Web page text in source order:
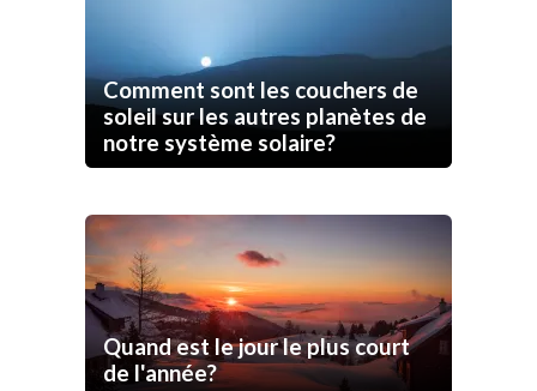
Comment sont les couchers de
soleil sur les autres planètes de
notre système solaire?
Quand est le jour le plus court
de l'année?